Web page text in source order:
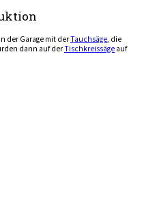
der Garage mit derTauchsäge , die
dann auf derTischkreissäge auf